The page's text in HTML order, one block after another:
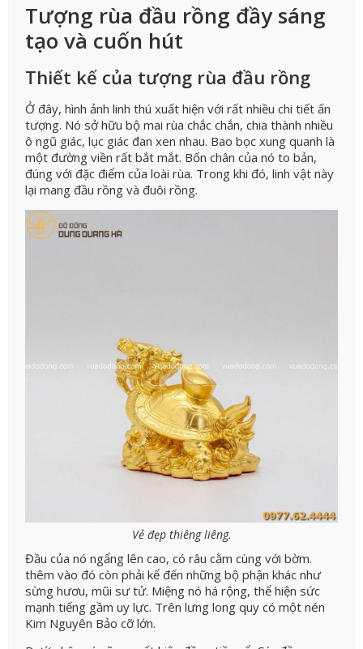
Tượng rùa đầu rồng đầy sáng
tạo và cuốn hút
Thiết kế của tượng rùa đầu rồng
Ở đây, hình ảnh linh thú xuất hiện với rất nhiều chi tiết ấn
tượng. Nó sở hữu bộ mai rùa chắc chắn, chia thành nhiều
ô ngũ giác, lục giác đan xen nhau. Bao bọc xung quanh là
một đường viền rất bắt mắt. Bốn chân của nó to bản,
đúng với đặc điểm của loài rùa. Trong khi đó, linh vật này
lại mang đầu rồng và đuôi rồng.
Vẻ đẹp thiêng liêng.
Đầu của nó ngẩng lên cao, có râu cằm cùng với bờm.
thêm vào đó còn phải kể đến những bộ phận khác như
sừng hươu, mũi sư tử. Miệng nó há rộng, thể hiện sức
mạnh tiếng gầm uy lực. Trên lưng long quy có một nén
Kim Nguyên Bảo cỡ lớn.